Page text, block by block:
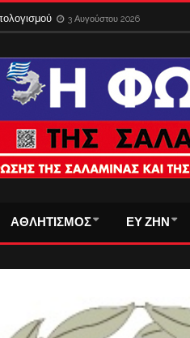
3 Αυγούστου 2026
ΑΘΛΗΤΙΣΜΟΣ ΕΥ ΖΗΝ